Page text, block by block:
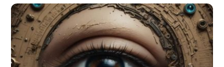
corso…